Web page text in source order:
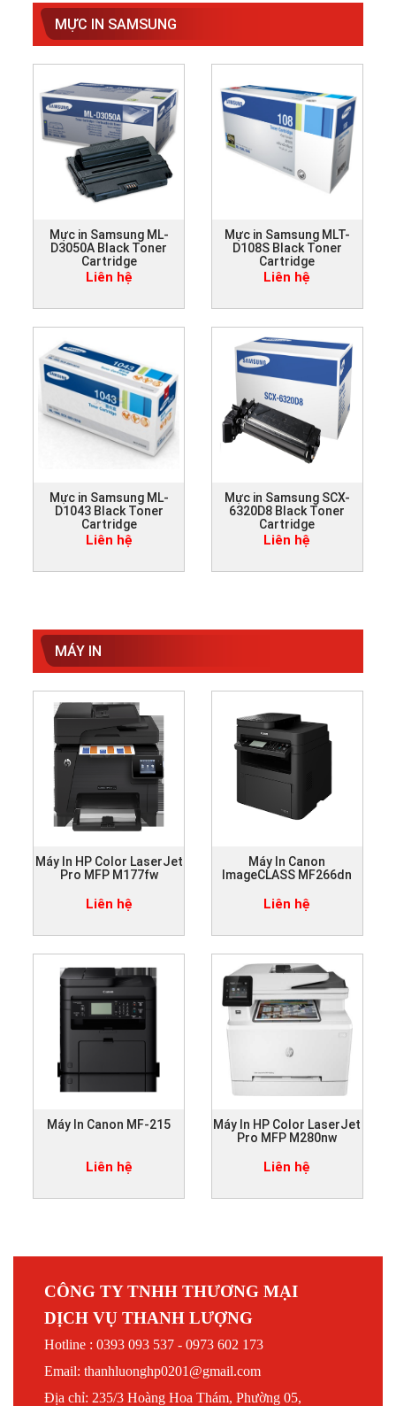
MỰC IN SAMSUNG
Mực in Samsung ML-
D3050A Black Toner
Cartridge
Liên hệ
Mực in Samsung MLT-
D108S Black Toner
Cartridge
Liên hệ
Mực in Samsung ML-
D1043 Black Toner
Cartridge
Liên hệ
Mực in Samsung SCX-
6320D8 Black Toner
Cartridge
Liên hệ
MÁY IN
Máy In HP Color LaserJet
Pro MFP M177fw
Liên hệ
Máy In Canon
ImageCLASS MF266dn
Liên hệ
Máy In Canon MF-215
Liên hệ
Máy In HP Color LaserJet
Pro MFP M280nw
Liên hệ
CÔNG TY TNHH THƯƠNG MẠI
DỊCH VỤ THANH LƯỢNG
Hotline : 0393 093 537 - 0973 602 173
Email: thanhluonghp0201@gmail.com
Địa chỉ: 235/3 Hoàng Hoa Thám, Phường 05,